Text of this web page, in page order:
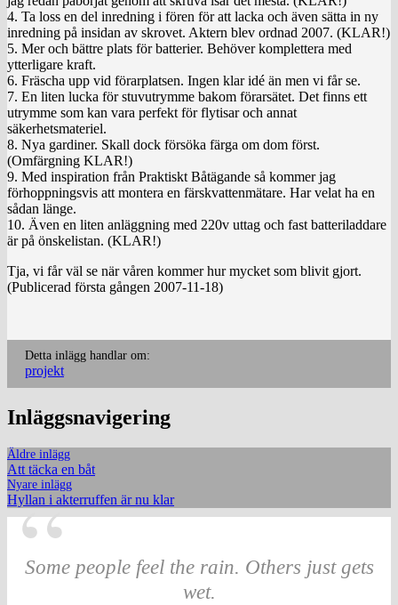
4. Ta loss en del inredning i fören för att lacka och även sätta in ny
inredning på insidan av skrovet. Aktern blev ordnad 2007. (KLAR!)
5. Mer och bättre plats för batterier. Behöver komplettera med
ytterligare kraft.
6. Fräscha upp vid förarplatsen. Ingen klar idé än men vi får se.
7. En liten lucka för stuvutrymme bakom förarsätet. Det finns ett
utrymme som kan vara perfekt för flytisar och annat
säkerhetsmateriel.
8. Nya gardiner. Skall dock försöka färga om dom först.
(Omfärgning KLAR!)
9. Med inspiration från Praktiskt Båtägande så kommer jag
förhoppningsvis att montera en färskvattenmätare. Har velat ha en
sådan länge.
10. Även en liten anläggning med 220v uttag och fast batteriladdare
är på önskelistan. (KLAR!)
Tja, vi får väl se när våren kommer hur mycket som blivit gjort.
(Publicerad första gången 2007-11-18)
Detta inlägg handlar om:
projekt
Inläggsnavigering
Äldre inlägg
Att täcka en båt
Nyare inlägg
Hyllan i akterruffen är nu klar
Some people feel the rain. Others just gets
wet.